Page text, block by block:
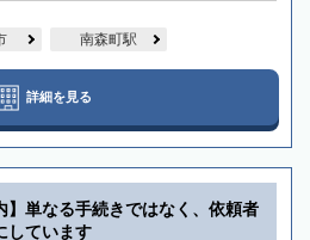
南森町駅
詳細を見る
】単なる手続きではなく、依頼者
しています